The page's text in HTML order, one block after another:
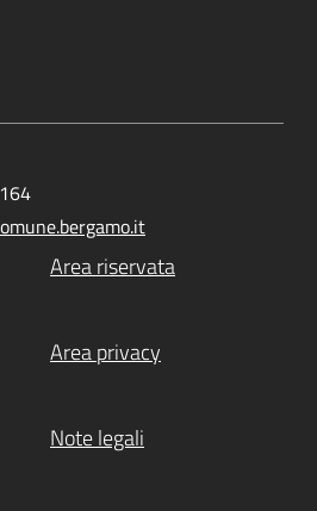
Area riservata
Area privacy
Note legali